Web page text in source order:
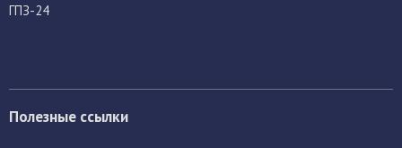
ГПЗ-24
Полезные ссылки